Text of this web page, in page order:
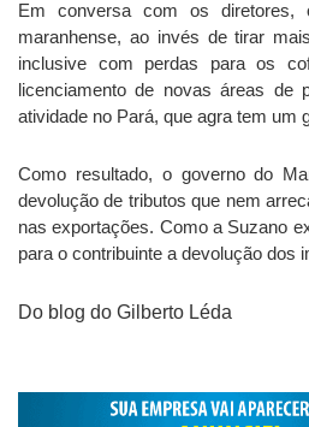
Em conversa com os diretores,
maranhense, ao invés de tirar
inclusive com perdas para os
licenciamento de novas áreas de
atividade no Pará, que agra tem um
Como resultado, o governo do
devolução de tributos que nem
nas exportações. Como a Suzano
para o contribuinte a devolução dos
Do blog do Gilberto Léda